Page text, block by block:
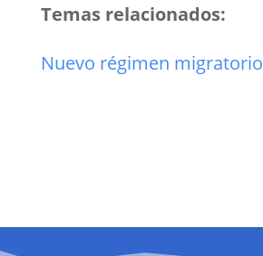
Temas relacionados:
Nuevo régimen migratorio